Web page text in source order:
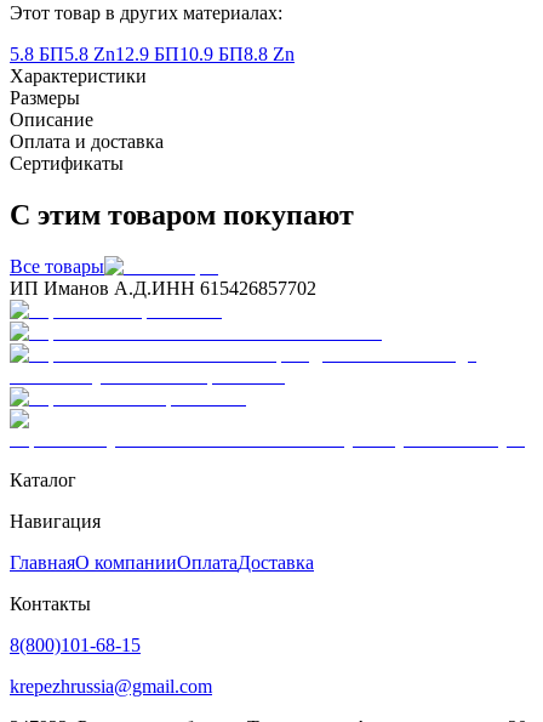
Этот товар в других материалах:
5.8 БП5.8 Zn12.9 БП10.9 БП8.8 Zn
Характеристики
Размеры
Описание
Оплата и доставка
Сертификаты
С этим товаром покупают
Все товары
ИП Иманов А.Д.ИНН 615426857702
Каталог
Навигация
ГлавнаяО компанииОплатаДоставка
Контакты
8(800)101-68-15
krepezhrussia@gmail.com